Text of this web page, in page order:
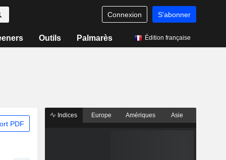
Connexion S'abonner
Outils Palmarès Édition française
PDF
Indices Europe Amériques Asie